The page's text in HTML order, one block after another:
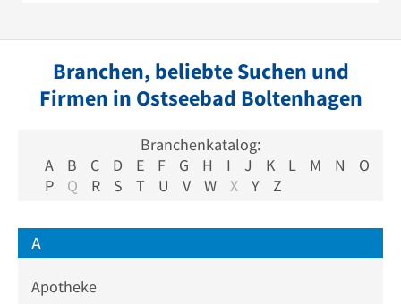
Branchen, beliebte Suchen und
Firmen in Ostseebad Boltenhagen
Branchenkatalog:
A
B C D E F G H I J K L M N
O
P
Q R S T U V W X Y Z
A
Apotheke